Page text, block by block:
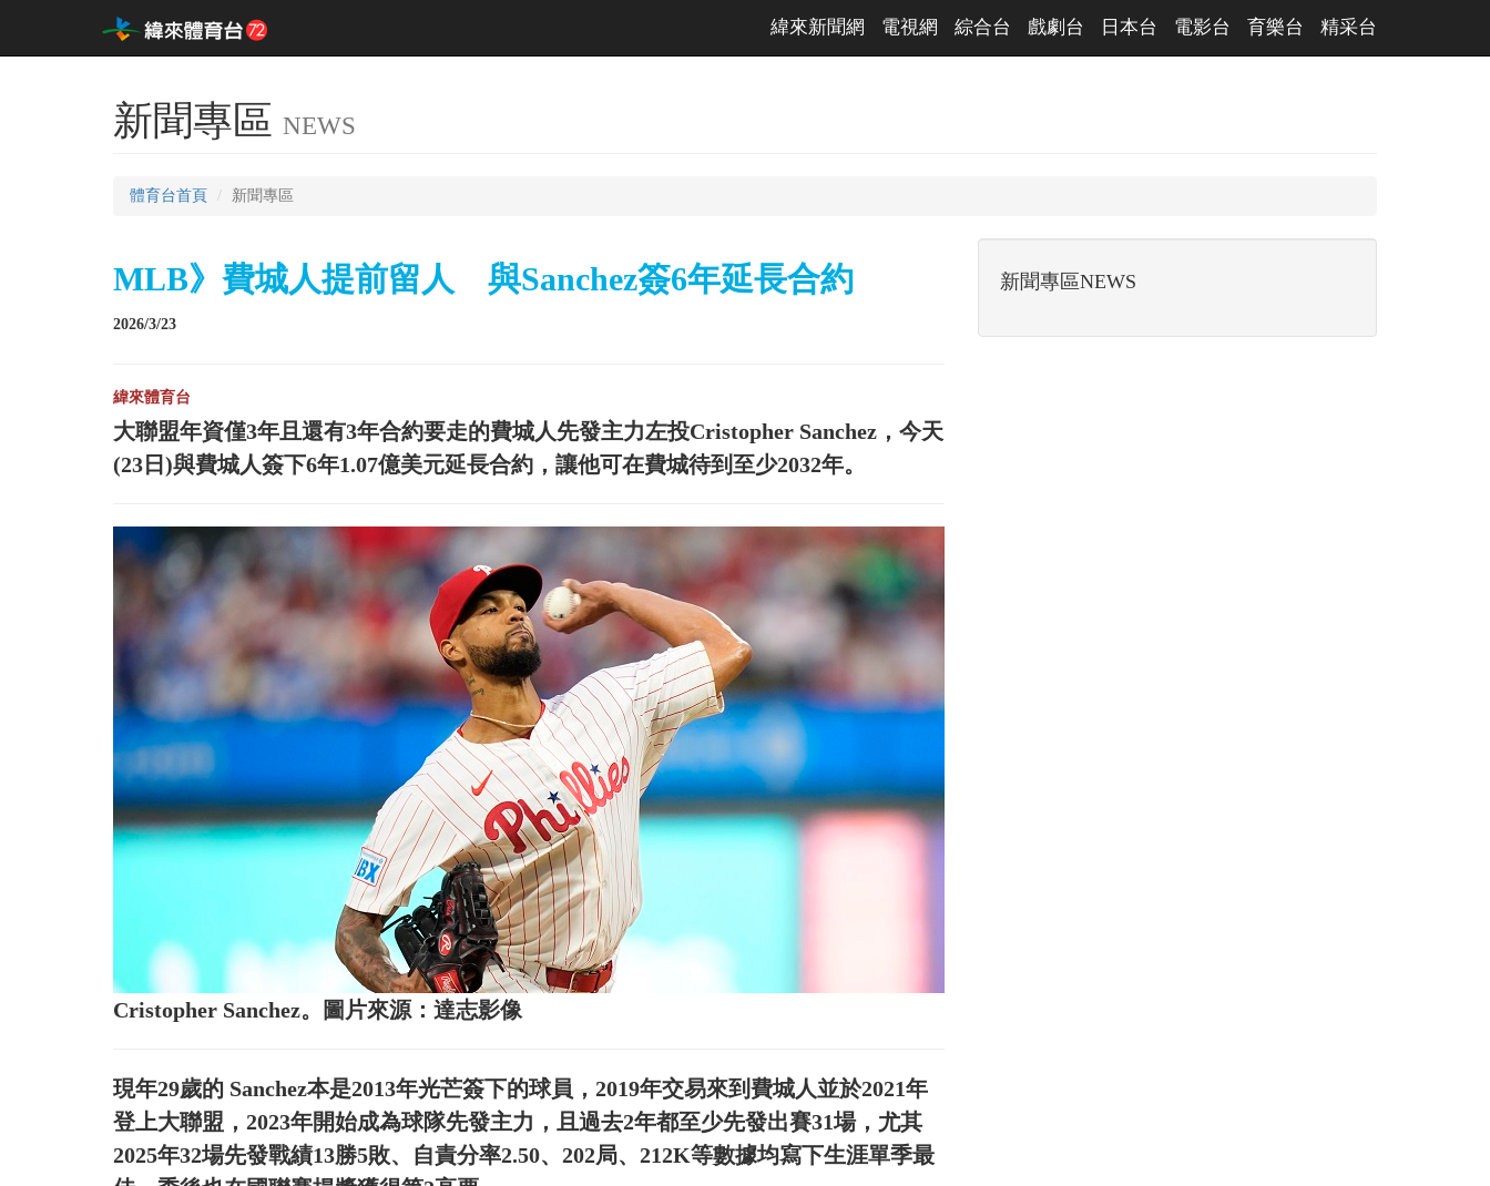
緯來新聞網 電視網 綜合台 戲劇台 日本台 電影台 育樂台 精采台
新聞專區 NEWS
體育台首頁 新聞專區
MLB》費城人提前留人 與Sanchez簽6年延長合約
2026/3/23
緯來體育台
大聯盟年資僅3年且還有3年合約要走的費城人先發主力左投Cristopher Sanchez，今天
(23日)與費城人簽下6年1.07億美元延長合約，讓他可在費城待到至少2032年。
Cristopher Sanchez。圖片來源：達志影像
現年29歲的 Sanchez本是2013年光芒簽下的球員，2019年交易來到費城人並於2021年
登上大聯盟，2023年開始成為球隊先發主力，且過去2年都至少先發出賽31場，尤其
2025年32場先發戰績13勝5敗、自責分率2.50、202局、212K等數據均寫下生涯單季最
新聞專區NEWS